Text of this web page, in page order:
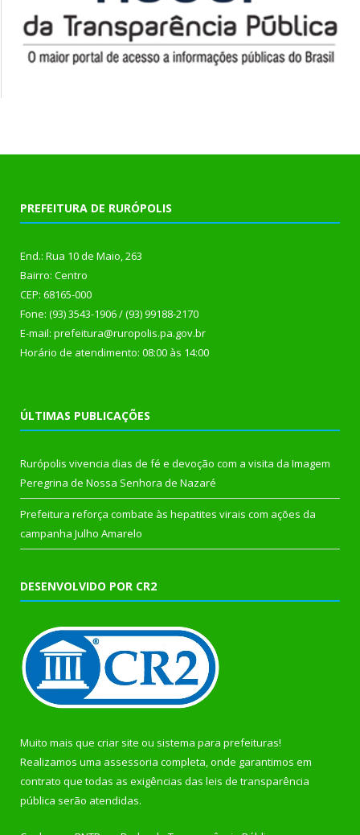
PREFEITURA DE RURÓPOLIS
End.: Rua 10 de Maio, 263
Bairro: Centro
CEP: 68165-000
Fone: (93) 3543-1906 / (93) 99188-2170
E-mail: prefeitura@ruropolis.pa.gov.br
Horário de atendimento: 08:00 às 14:00
ÚLTIMAS PUBLICAÇÕES
Rurópolis vivencia dias de fé e devoção com a visita da Imagem
Peregrina de Nossa Senhora de Nazaré
Prefeitura reforça combate às hepatites virais com ações da
campanha Julho Amarelo
DESENVOLVIDO POR CR2
Muito mais que criar site ou sistema para prefeituras!
Realizamos uma assessoria completa, onde garantimos em
contrato que todas as exigências das leis de transparência
pública serão atendidas.